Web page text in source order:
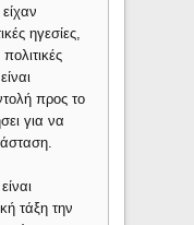
ηγεσίες,
προς το
για να
τάξη την